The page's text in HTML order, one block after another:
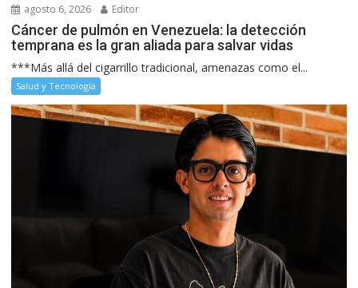
agosto 6, 2026 Editor
Cáncer de pulmón en Venezuela: la detección
temprana es la gran aliada para salvar vidas
***Más allá del cigarrillo tradicional, amenazas como el...
Salud y Tecnología